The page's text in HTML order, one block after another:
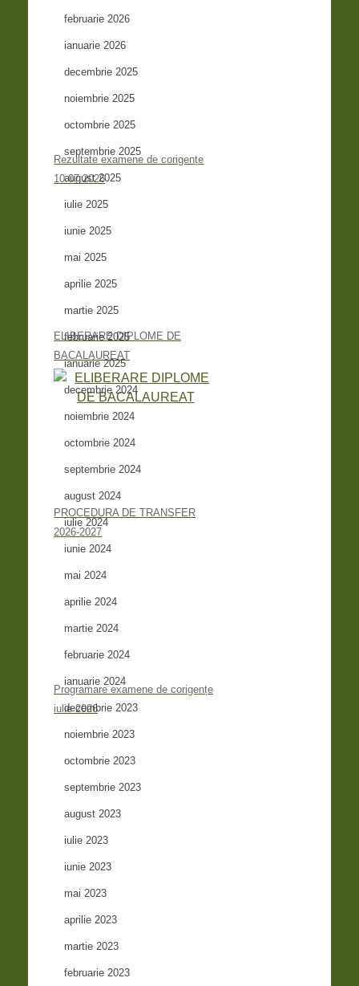
Rezultate examene de corigențe
10.07.2026
ELIBERARE DIPLOME DE
BACALAUREAT
PROCEDURA DE TRANSFER
2026-2027
Programare examene de corigențe
iulie 2026
februarie 2026
ianuarie 2026
decembrie 2025
noiembrie 2025
octombrie 2025
septembrie 2025
august 2025
iulie 2025
iunie 2025
mai 2025
aprilie 2025
martie 2025
februarie 2025
ianuarie 2025
decembrie 2024
noiembrie 2024
octombrie 2024
septembrie 2024
august 2024
iulie 2024
iunie 2024
mai 2024
aprilie 2024
martie 2024
februarie 2024
ianuarie 2024
decembrie 2023
noiembrie 2023
octombrie 2023
septembrie 2023
august 2023
iulie 2023
iunie 2023
mai 2023
aprilie 2023
martie 2023
februarie 2023